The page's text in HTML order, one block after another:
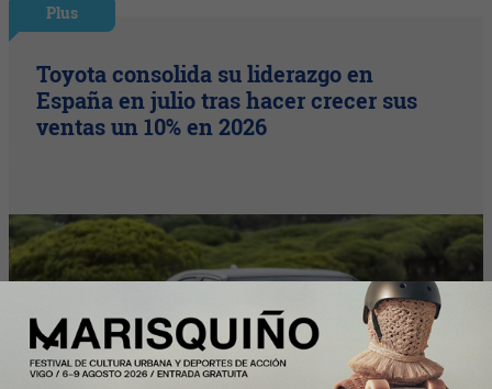
Plus
Toyota consolida su liderazgo en
España en julio tras hacer crecer sus
ventas un 10% en 2026